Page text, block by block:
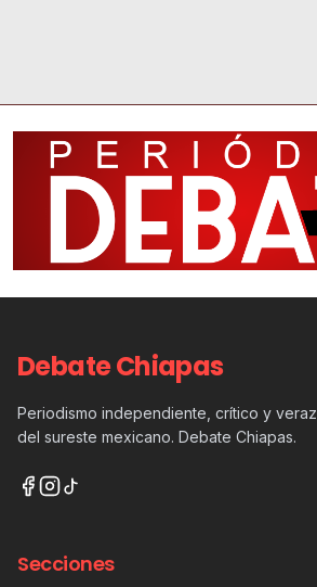
Debate Chiapas
Periodismo independiente, crítico y
del sureste mexicano. Debate Chiapas.
Secciones